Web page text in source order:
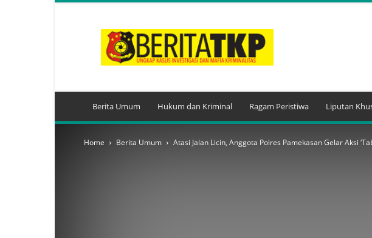
Berita Umum Hukum dan Kriminal Ragam Peristiwa Liputan
Home Berita Umum Atasi Jalan Licin, Anggota Polres Pamekasan Gelar Aksi